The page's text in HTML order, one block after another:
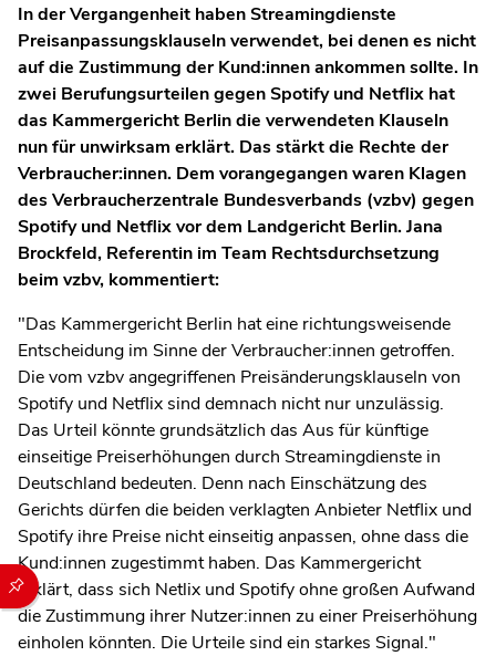
Durch die folgenden Buttons können Sie direkt auf einen
In der Vergangenheit haben Streamingdienste
Preisanpassungsklauseln verwendet, bei denen es nicht
auf die Zustimmung der Kund:innen ankommen sollte. In
zwei Berufungsurteilen gegen Spotify und Netflix hat
das Kammergericht Berlin die verwendeten Klauseln
nun für unwirksam erklärt. Das stärkt die Rechte der
Verbraucher:innen. Dem vorangegangen waren Klagen
des Verbraucherzentrale Bundesverbands (vzbv) gegen
Spotify und Netflix vor dem Landgericht Berlin. Jana
Brockfeld, Referentin im Team Rechtsdurchsetzung
beim vzbv, kommentiert:
"Das Kammergericht Berlin hat eine richtungsweisende
Entscheidung im Sinne der Verbraucher:innen getroffen.
Die vom vzbv angegriffenen Preisänderungsklauseln von
Spotify und Netflix sind demnach nicht nur unzulässig.
Das Urteil könnte grundsätzlich das Aus für künftige
einseitige Preiserhöhungen durch Streamingdienste in
Deutschland bedeuten. Denn nach Einschätzung des
Gerichts dürfen die beiden verklagten Anbieter Netflix und
Spotify ihre Preise nicht einseitig anpassen, ohne dass die
Kund:innen zugestimmt haben. Das Kammergericht
erklärt, dass sich Netlix und Spotify ohne großen Aufwand
die Zustimmung ihrer Nutzer:innen zu einer Preiserhöhung
einholen könnten. Die Urteile sind ein starkes Signal."